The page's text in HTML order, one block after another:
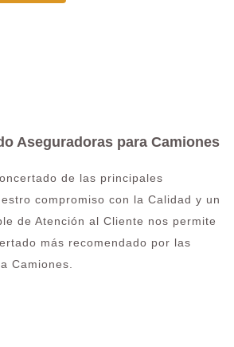
Aseguradoras para Camiones
de las principales
compromiso con la Calidad y un
de Atención al Cliente nos permite
más recomendado por las
Camiones.